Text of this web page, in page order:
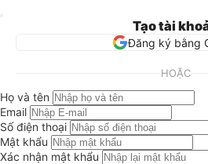
Tạo tài
Đăng ký bằng
HOẶC
Họ và tên
Email
Số điện thoại
Mật khẩu
Xác nhận mật khẩu